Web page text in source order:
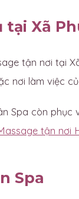
Xã
tận nơi tại
nơi làm việc
Spa còn
tận nơi
Spa